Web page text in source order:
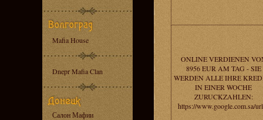
Mafia House
Dnepr Mafia Clan
Салон Мафии
ONLINE VERDIENEN
8956 EUR AM TAG - SIE
WERDEN ALLE IHRE
IN EINER WOCHE
ZURUCKZAHLEN:
https://www.google.com.sa/